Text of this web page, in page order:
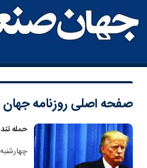
صفحه اصلی روزنامه جهان
حمله
چهارشنبه 16 اردیبهشت 1405